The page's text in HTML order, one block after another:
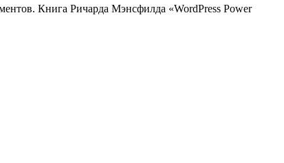
Книга Ричарда Мэнсфилда «WordPress Power